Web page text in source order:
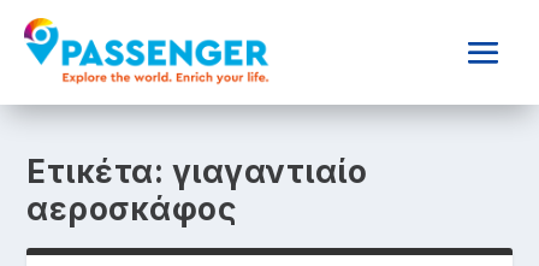
Ετικέτα: γιαγαντιαίο
αεροσκάφος